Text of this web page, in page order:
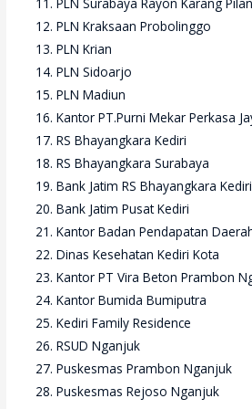
PLN Kraksaan Probolinggo
PLN Krian
PLN Sidoarjo
PLN Madiun
Kantor PT.Purni Mekar Perkasa
RS Bhayangkara Kediri
RS Bhayangkara Surabaya
Bank Jatim RS Bhayangkara Kediri
Bank Jatim Pusat Kediri
Kantor Badan Pendapatan
Dinas Kesehatan Kediri Kota
Kantor PT Vira Beton Prambon
Kantor Bumida Bumiputra
Kediri Family Residence
RSUD Nganjuk
Puskesmas Prambon Nganjuk
Puskesmas Rejoso Nganjuk